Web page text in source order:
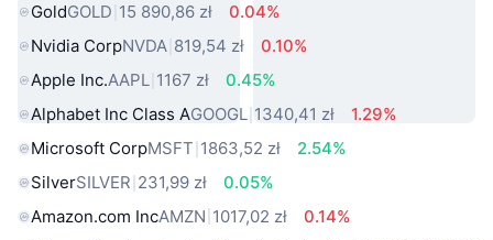
GoldGOLD 15 890,86 zł
0.04%
Nvidia CorpNVDA 819,54 zł
0.10%
Apple Inc.AAPL 1167 zł
0.45%
Alphabet Inc Class AGOOGL 1340,41 zł
1.29%
Microsoft CorpMSFT 1863,52 zł
2.54%
SilverSILVER 231,99 zł
0.05%
Amazon.com IncAMZN 1017,02 zł
0.14%